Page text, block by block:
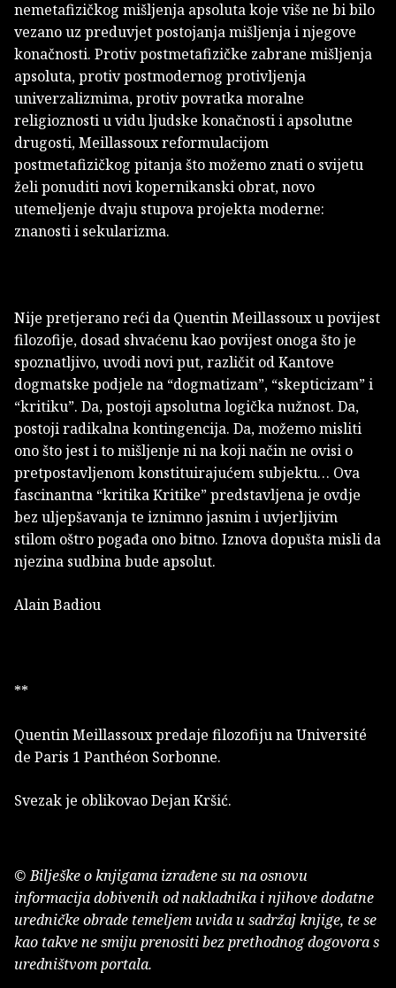
nemetafizičkog mišljenja apsoluta koje više ne bi bilo
vezano uz preduvjet postojanja mišljenja i njegove
konačnosti. Protiv postmetafizičke zabrane mišljenja
apsoluta, protiv postmodernog protivljenja
univerzalizmima, protiv povratka moralne
religioznosti u vidu ljudske konačnosti i apsolutne
drugosti, Meillassoux reformulacijom
postmetafizičkog pitanja što možemo znati o svijetu
želi ponuditi novi kopernikanski obrat, novo
utemeljenje dvaju stupova projekta moderne:
znanosti i sekularizma.
Nije pretjerano reći da Quentin Meillassoux u povijest
filozofije, dosad shvaćenu kao povijest onoga što je
spoznatljivo, uvodi novi put, različit od Kantove
dogmatske podjele na “dogmatizam”, “skepticizam” i
“kritiku”. Da, postoji apsolutna logička nužnost. Da,
postoji radikalna kontingencija. Da, možemo misliti
ono što jest i to mišljenje ni na koji način ne ovisi o
pretpostavljenom konstituirajućem subjektu… Ova
fascinantna “kritika Kritike” predstavljena je ovdje
bez uljepšavanja te iznimno jasnim i uvjerljivim
stilom oštro pogađa ono bitno. Iznova dopušta misli da
njezina sudbina bude apsolut.
Alain Badiou
**
Quentin Meillassoux predaje filozofiju na Université
de Paris 1 Panthéon Sorbonne.
Svezak je oblikovao Dejan Kršić.
© Bilješke o knjigama izrađene su na osnovu
informacija dobivenih od nakladnika i njihove dodatne
uredničke obrade temeljem uvida u sadržaj knjige, te se
kao takve ne smiju prenositi bez prethodnog dogovora s
uredništvom portala.